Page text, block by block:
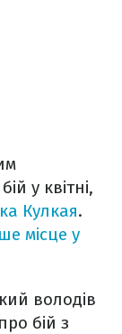
у квітні,
Кулкая.
місце у
володів
бій з